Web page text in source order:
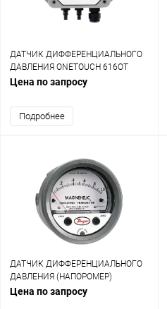
ДАТЧИК ДИФФЕРЕНЦИАЛЬНОГО
ДАВЛЕНИЯ ONETOUCH 616OT
Цена по запросу
Подробнее
ДАТЧИК ДИФФЕРЕНЦИАЛЬНОГО
ДАВЛЕНИЯ (НАПОРОМЕР)
MAGNEHELIC 605
Цена по запросу